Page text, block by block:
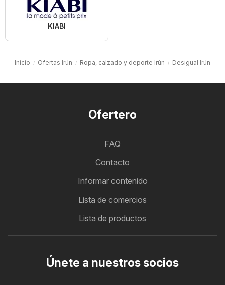
KIABI
Inicio Ofertas Irún Ropa, calzado y deporte Irún Desigual Irún
Ofertero
FAQ
Contacto
Informar contenido
Lista de comercios
Lista de productos
Únete a nuestros socios